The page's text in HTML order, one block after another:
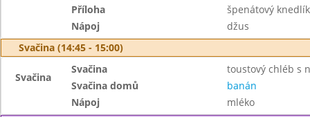
Příloha
špenátový knedlík
Nápoj
džus
Svačina (14:45 - 15:00)
Svačina
Svačina
toustový chléb s
Svačina domů
banán
Nápoj
mléko